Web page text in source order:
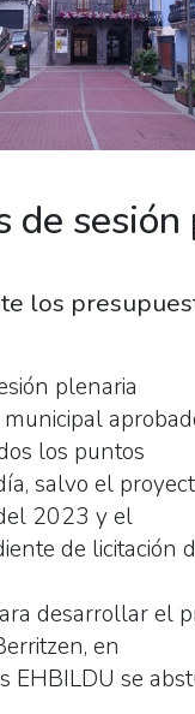
de
los
plenaria
los puntos
salvo el
2023 y el
de licitación
desarrollar el
en
EHBILDU se